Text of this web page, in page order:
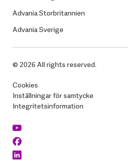
Advania Storbritannien
Advania Sverige
© 2026 All rights reserved.
Cookies
Inställningar för samtycke
Integritetsinformation